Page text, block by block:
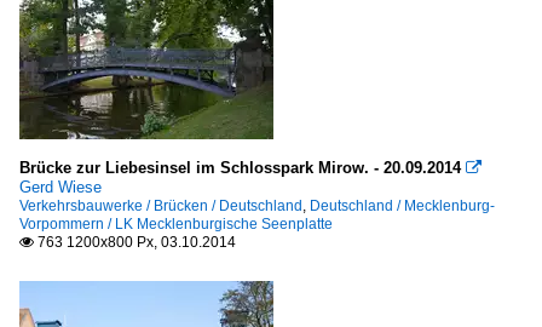
Brücke zur Liebesinsel im Schlosspark Mirow. - 20.09.2014 
Gerd Wiese
Verkehrsbauwerke / Brücken / Deutschland , Deutschland / Mecklenburg-
Vorpommern / LK Mecklenburgische Seenplatte
 763 1200x800 Px, 03.10.2014